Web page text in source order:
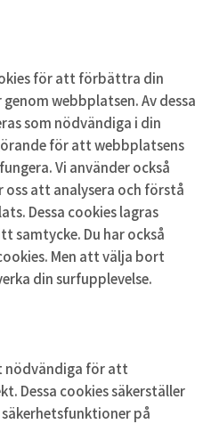
för att förbättra din
webbplatsen. Av dessa
som nödvändiga i din
för att webbplatsens
Vi använder också
att analysera och förstå
Dessa cookies lagras
samtycke. Du har också
Men att välja bort
din surfupplevelse.
nödvändiga för att
Dessa cookies säkerställer
på